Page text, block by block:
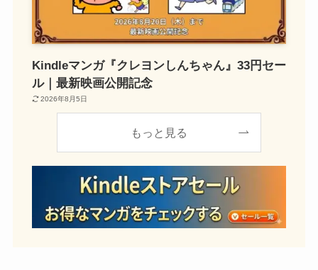
Kindleマンガ『クレヨンしんちゃん』33円セー
ル｜最新映画公開記念
2026年8月5日
もっと見る